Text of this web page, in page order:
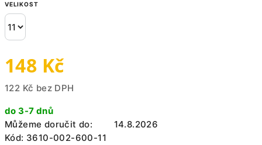
VELIKOST
148 Kč
122 Kč bez DPH
cena:
do 3-7 dnů
Můžeme doručit do:
14.8.2026
Kód: 3610-002-600-11